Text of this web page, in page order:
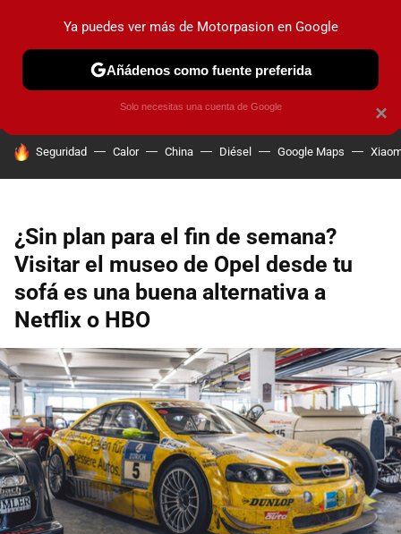
PRUEBAS COCHES ELÉCTRICOS OBSERVATORIO
HOY SE HABLA DE
Seguridad Calor China Diésel Google Maps
¿Sin plan para el fin de semana?
Visitar el museo de Opel desde tu
sofá es una buena alternativa a
Netflix o HBO
×
Ya puedes ver más de Motorpasion en Google
Añádenos como fuente preferida
Solo necesitas una cuenta de Google